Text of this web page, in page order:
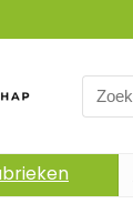
Search
for: